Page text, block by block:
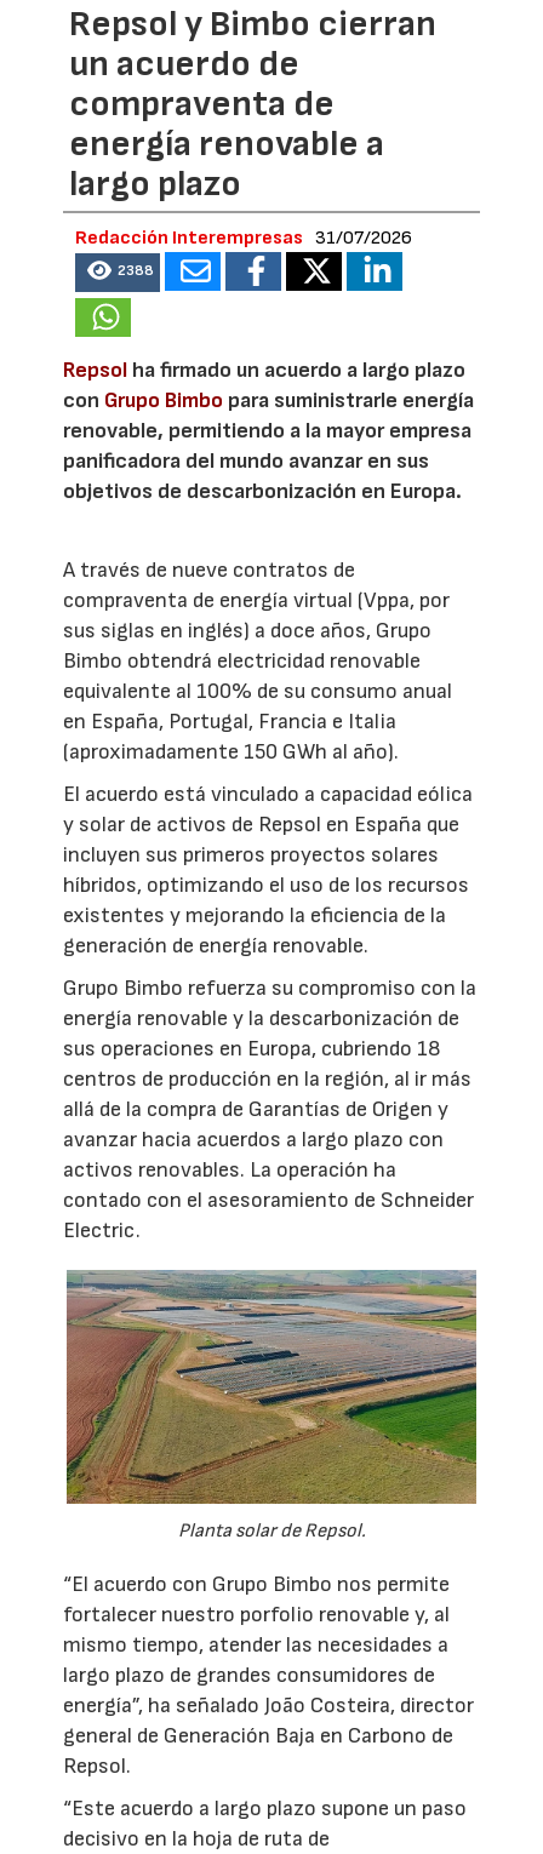
Repsol y Bimbo cierran
un acuerdo de
compraventa de
energía renovable a
largo plazo
Redacción Interempresas 31/07/2026
2388
Repsol ha firmado un acuerdo a largo plazo
con Grupo Bimbo para suministrarle energía
renovable, permitiendo a la mayor empresa
panificadora del mundo avanzar en sus
objetivos de descarbonización en Europa.
A través de nueve contratos de
compraventa de energía virtual (Vppa, por
sus siglas en inglés) a doce años, Grupo
Bimbo obtendrá electricidad renovable
equivalente al 100% de su consumo anual
en España, Portugal, Francia e Italia
(aproximadamente 150 GWh al año).
El acuerdo está vinculado a capacidad eólica
y solar de activos de Repsol en España que
incluyen sus primeros proyectos solares
híbridos, optimizando el uso de los recursos
existentes y mejorando la eficiencia de la
generación de energía renovable.
Grupo Bimbo refuerza su compromiso con la
energía renovable y la descarbonización de
sus operaciones en Europa, cubriendo 18
centros de producción en la región, al ir más
allá de la compra de Garantías de Origen y
avanzar hacia acuerdos a largo plazo con
activos renovables. La operación ha
contado con el asesoramiento de Schneider
Electric.
Planta solar de Repsol.
“El acuerdo con Grupo Bimbo nos permite
fortalecer nuestro porfolio renovable y, al
mismo tiempo, atender las necesidades a
largo plazo de grandes consumidores de
energía”, ha señalado João Costeira, director
general de Generación Baja en Carbono de
Repsol.
“Este acuerdo a largo plazo supone un paso
decisivo en la hoja de ruta de